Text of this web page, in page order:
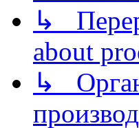
↳
about
↳